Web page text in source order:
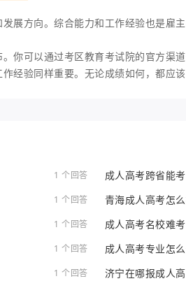
展方向。综合能力和工作经验也是雇
你可以通过考区教育考试院的官方渠
经验同样重要。无论成绩如何，都应
1 个回答 成人高考跨省能
1 个回答 青海成人高考怎
1 个回答 成人高考名校难
1 个回答 成人高考专业怎
1 个回答 济宁在哪报成人